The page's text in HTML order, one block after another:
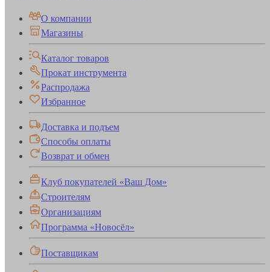
О компании
Магазины
Каталог товаров
Прокат инструмента
Распродажа
Избранное
Доставка и подъем
Способы оплаты
Возврат и обмен
Клуб покупателей «Ваш Дом»
Строителям
Организациям
Программа «Новосёл»
Поставщикам